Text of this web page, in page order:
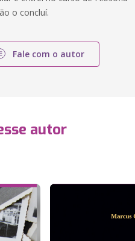
o concluí.
Fale com o autor
autor